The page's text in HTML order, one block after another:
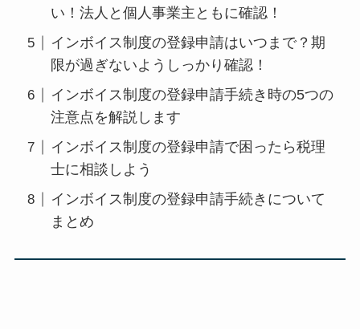
い！法人と個人事業主ともに確認！
インボイス制度の登録申請はいつまで？期
限が過ぎないようしっかり確認！
インボイス制度の登録申請手続き時の5つの
注意点を解説します
インボイス制度の登録申請で困ったら税理
士に相談しよう
インボイス制度の登録申請手続きについて
まとめ